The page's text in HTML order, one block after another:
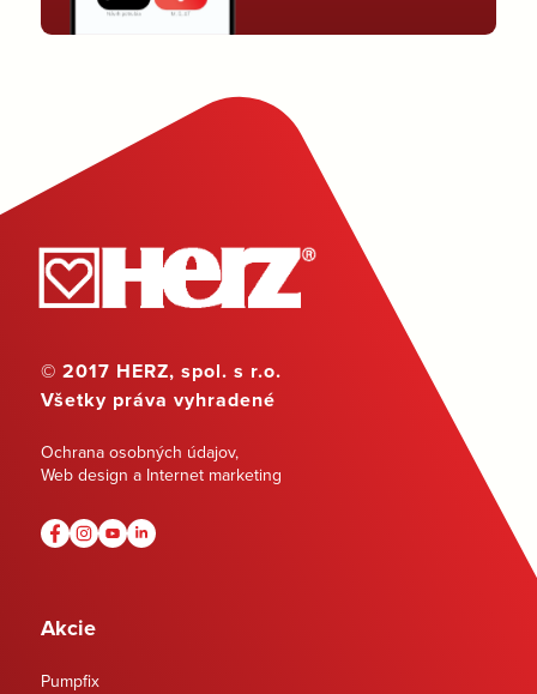
© 2017 HERZ, spol. s r.o.
Všetky práva vyhradené
Ochrana osobných údajov,
Web design a Internet marketing
Akcie
Pumpfix